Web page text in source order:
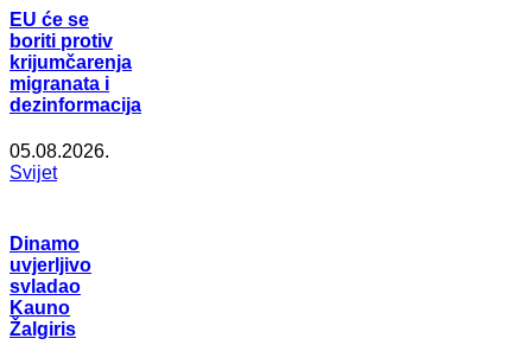
EU će se
boriti protiv
krijumčarenja
migranata i
dezinformacija
05.08.2026.
Svijet
Dinamo
uvjerljivo
svladao
Kauno
Žalgiris